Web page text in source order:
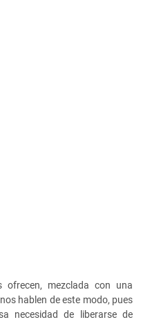
mezclada con una
hablen de este modo, pues
necesidad de liberarse de